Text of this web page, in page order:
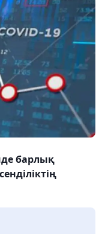
барлық